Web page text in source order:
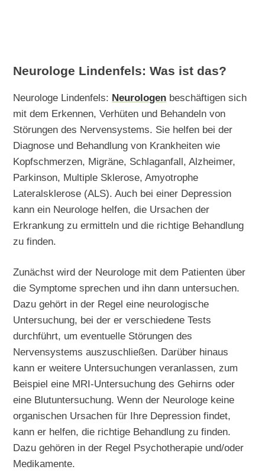
Neurologe Lindenfels: Was ist das?
Neurologe Lindenfels: Neurologen beschäftigen sich
mit dem Erkennen, Verhüten und Behandeln von
Störungen des Nervensystems. Sie helfen bei der
Diagnose und Behandlung von Krankheiten wie
Kopfschmerzen, Migräne, Schlaganfall, Alzheimer,
Parkinson, Multiple Sklerose, Amyotrophe
Lateralsklerose (ALS). Auch bei einer Depression
kann ein Neurologe helfen, die Ursachen der
Erkrankung zu ermitteln und die richtige Behandlung
zu finden.
Zunächst wird der Neurologe mit dem Patienten über
die Symptome sprechen und ihn dann untersuchen.
Dazu gehört in der Regel eine neurologische
Untersuchung, bei der er verschiedene Tests
durchführt, um eventuelle Störungen des
Nervensystems auszuschließen. Darüber hinaus
kann er weitere Untersuchungen veranlassen, zum
Beispiel eine MRI-Untersuchung des Gehirns oder
eine Blutuntersuchung. Wenn der Neurologe keine
organischen Ursachen für Ihre Depression findet,
kann er helfen, die richtige Behandlung zu finden.
Dazu gehören in der Regel Psychotherapie und/oder
Medikamente.